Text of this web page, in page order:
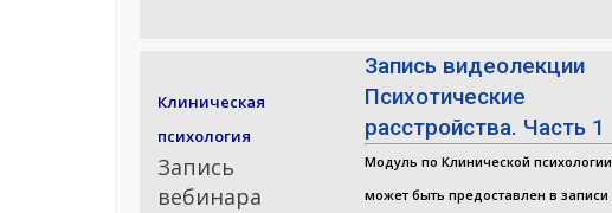
Клиническая
психология
Запись
вебинара
Запись видеолекции
Психотические
расстройства. Часть 1
Модуль по Клинической психологии
может быть предоставлен в записи